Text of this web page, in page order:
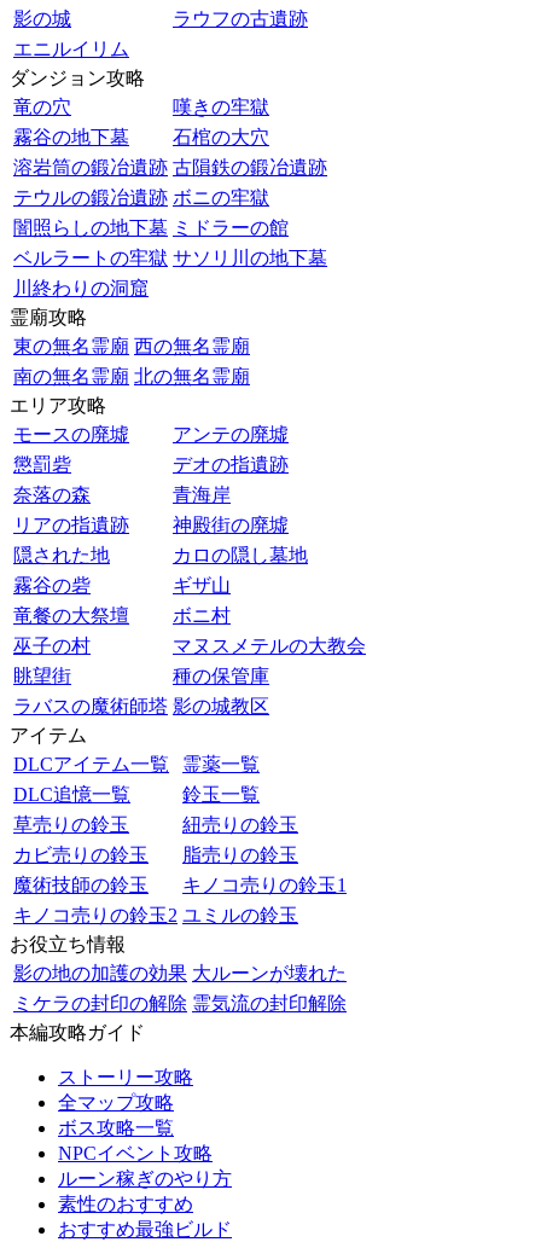
影の城
ラウフの古遺跡
エニルイリム
ダンジョン攻略
竜の穴
嘆きの牢獄
霧谷の地下墓
石棺の大穴
溶岩筒の鍛冶遺跡 古隕鉄の鍛冶遺跡
テウルの鍛冶遺跡 ボニの牢獄
闇照らしの地下墓 ミドラーの館
ベルラートの牢獄 サソリ川の地下墓
川終わりの洞窟
霊廟攻略
東の無名霊廟 西の無名霊廟
南の無名霊廟 北の無名霊廟
エリア攻略
モースの廃墟
アンテの廃墟
懲罰砦
デオの指遺跡
奈落の森
青海岸
リアの指遺跡
神殿街の廃墟
隠された地
カロの隠し墓地
霧谷の砦
ギザ山
竜餐の大祭壇
ボニ村
巫子の村
マヌスメテルの大教会
眺望街
種の保管庫
ラバスの魔術師塔 影の城教区
アイテム
DLCアイテム一覧
霊薬一覧
DLC追憶一覧
鈴玉一覧
草売りの鈴玉
紐売りの鈴玉
カビ売りの鈴玉
脂売りの鈴玉
魔術技師の鈴玉
キノコ売りの鈴玉1
キノコ売りの鈴玉2 ユミルの鈴玉
お役立ち情報
影の地の加護の効果 大ルーンが壊れた
ミケラの封印の解除 霊気流の封印解除
本編攻略ガイド
ストーリー攻略
全マップ攻略
ボス攻略一覧
NPCイベント攻略
ルーン稼ぎのやり方
素性のおすすめ
おすすめ最強ビルド